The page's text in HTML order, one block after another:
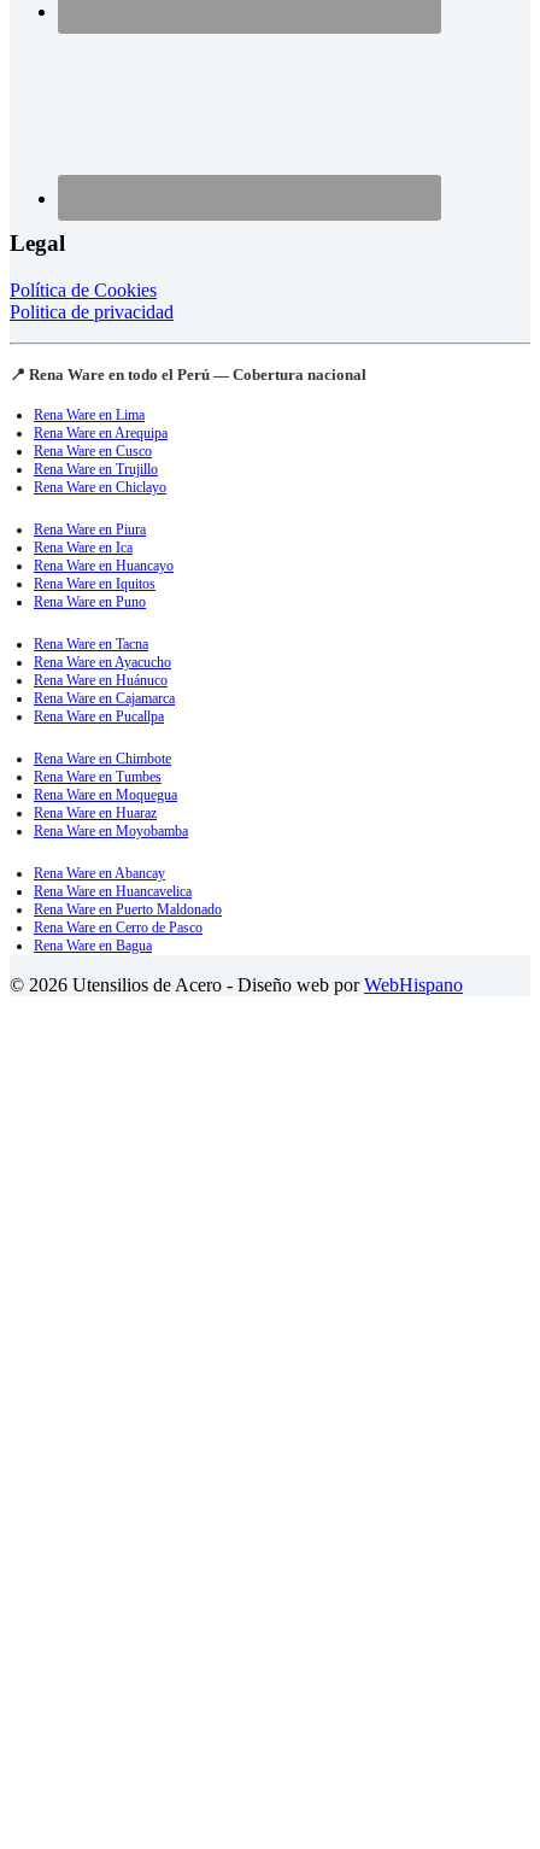
Legal
Política de Cookies
Politica de privacidad
📍 Rena Ware en todo el Perú — Cobertura nacional
Rena Ware en Lima
Rena Ware en Arequipa
Rena Ware en Cusco
Rena Ware en Trujillo
Rena Ware en Chiclayo
Rena Ware en Piura
Rena Ware en Ica
Rena Ware en Huancayo
Rena Ware en Iquitos
Rena Ware en Puno
Rena Ware en Tacna
Rena Ware en Ayacucho
Rena Ware en Huánuco
Rena Ware en Cajamarca
Rena Ware en Pucallpa
Rena Ware en Chimbote
Rena Ware en Tumbes
Rena Ware en Moquegua
Rena Ware en Huaraz
Rena Ware en Moyobamba
Rena Ware en Abancay
Rena Ware en Huancavelica
Rena Ware en Puerto Maldonado
Rena Ware en Cerro de Pasco
Rena Ware en Bagua
© 2026 Utensilios de Acero - Diseño web porWebHispano